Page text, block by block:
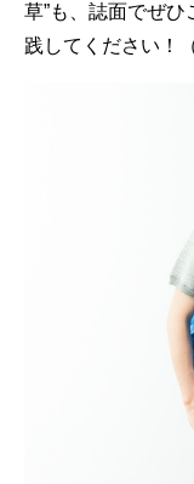
草”も、誌面でぜ
践してください！